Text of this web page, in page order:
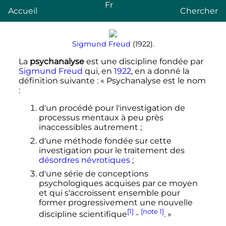
Accueil
Fr
Chercher
Sigmund Freud (1922).
La psychanalyseest une discipline fondée par
Sigmund Freud qui, en 1922, en a donné la
définition suivante : « Psychanalyse est le nom
:
d'un procédé pour l'investigation de
processus mentaux à peu près
inaccessibles autrement ;
d'une méthode fondée sur cette
investigation pour le traitement des
désordres névrotiques;
d'une série de conceptions
psychologiques acquises par ce moyen
et qui s'accroissent ensemble pour
former progressivement une nouvelle
discipline scientifique[1] - [note 1]. »